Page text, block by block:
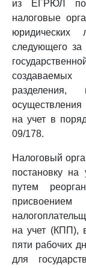
из ЕГРЮЛ по
налоговые
следующего
на учет в
09/178.
Налоговый
постановку на
путем
на учет (КПП),
пяти рабочих
для